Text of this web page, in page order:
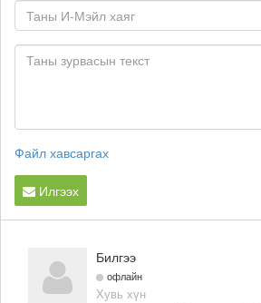
Файл хавсаргах
Илгээх
Билгээ
офлайн
Хувь хүн